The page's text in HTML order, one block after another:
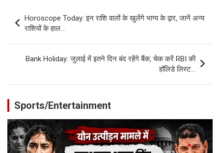
navigation
Horoscope Today: इन राशि वालों के खुलेंगे भाग्य के द्वार, जानें अन्य
राशियों के हाल…
Bank Holiday: जुलाई में इतने दिन बंद रहेंगे बैंक, चेक करें RBI की
हॉलिडे लिस्ट…
Sports/Entertainment